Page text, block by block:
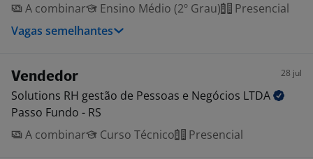
A combinar
Ensino Médio (2º Grau)
Presencial
Vagas semelhantes
Vendedor 28 jul
Solutions RH gestão de Pessoas e Negócios LTDA
Passo Fundo - RS
A combinar
Curso Técnico Presencial